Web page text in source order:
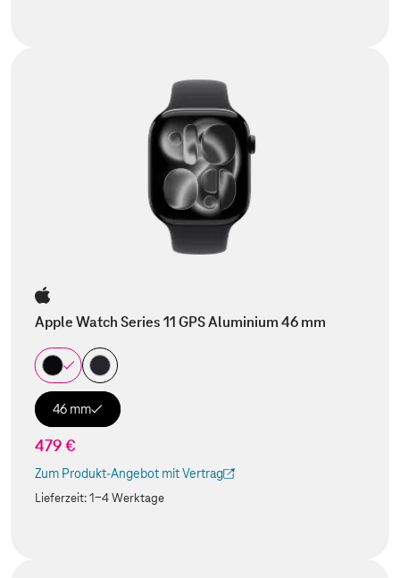
Apple Watch Series 11 GPS Aluminium 46 mm
46 mm
479 €
Zum Produkt-Angebot mit Vertrag
(Der Link wird in einem neuen Tab geöffnet)
Lieferzeit:1-4 Werktage